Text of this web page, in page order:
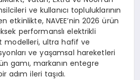
ve kullanıcı topluluklarının
etkinlikte, NAVEE’nin 2026 ürün
performanslı elektrikli
modelleri, ultra hafif ve
ve yaşamsal hareketleri
gamı, markanın entegre
adım ileri taşıdı.